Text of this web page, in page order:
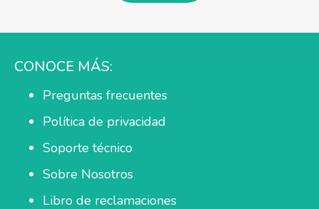
CONOCE MÁS:
Preguntas frecuentes
Política de privacidad
Soporte técnico
Sobre Nosotros
Libro de reclamaciones